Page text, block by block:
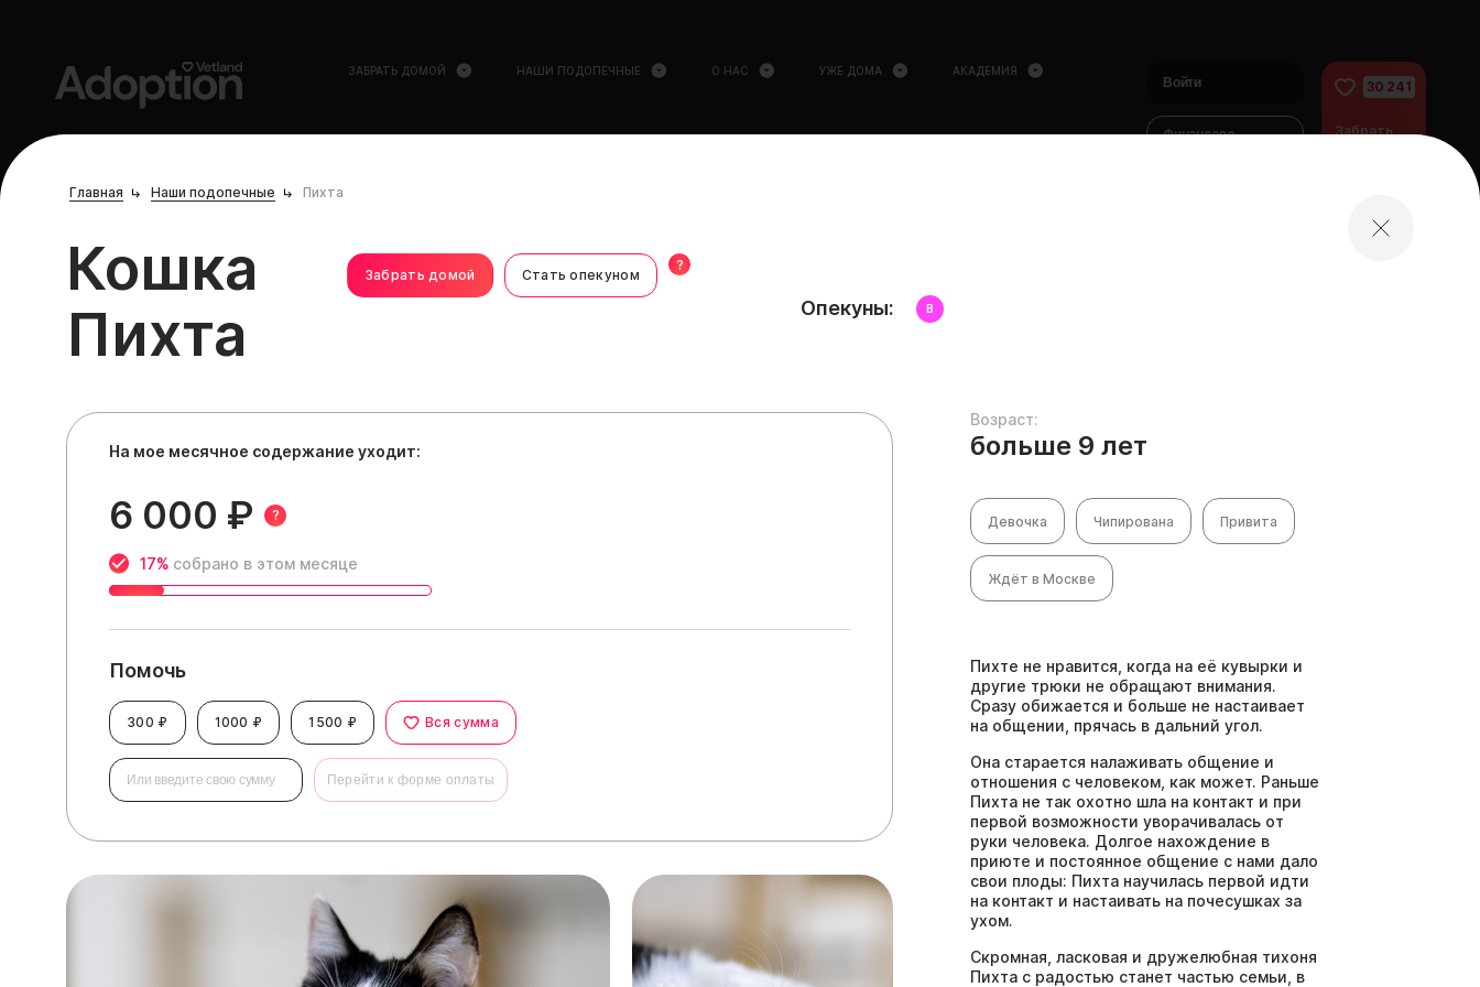
ЗАБРАТЬ ДОМОЙ НАШИ ПОДОПЕЧНЫЕ О НАС УЖЕ ДОМА АКАДЕМИЯ
Войти
Финансово
30 241
Забрать
Главная
Наши подопечные Пихта
Кошка
Пихта
Забрать домой Стать опекуном
?
Опекуны: В
На мое месячное содержание уходит:
6 000 ₽ ?
17% собрано в этом месяце
Помочь
300 ₽ 1000 ₽ 1500 ₽ Вся сумма
Перейти к форме оплаты
Возраст:
больше 9 лет
Девочка Чипирована Привита
Ждёт в Москве
Пихте не нравится, когда на её кувырки и
другие трюки не обращают внимания.
Сразу обижается и больше не настаивает
на общении, прячась в дальний угол.
Она старается налаживать общение и
отношения с человеком, как может. Раньше
Пихта не так охотно шла на контакт и при
первой возможности уворачивалась от
руки человека. Долгое нахождение в
приюте и постоянное общение с нами дало
свои плоды: Пихта научилась первой идти
на контакт и настаивать на почесушках за
ухом.
Скромная, ласковая и дружелюбная тихоня
Пихта с радостью станет частью семьи, в